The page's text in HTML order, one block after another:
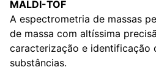
MALDI-TOF
A espectrometria de massas
de massa com altíssima
caracterização e identificação
substâncias.